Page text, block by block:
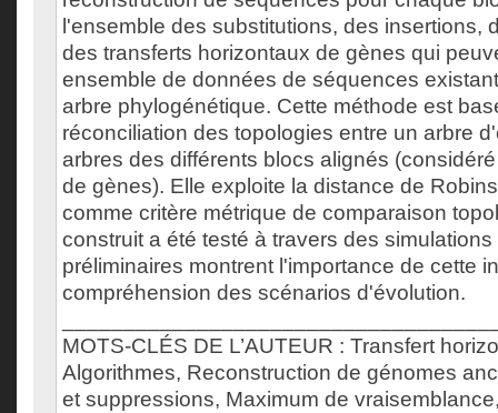
l'ensemble des substitutions, des insertions,
des transferts horizontaux de gènes qui
ensemble de données de séquences
arbre phylogénétique. Cette méthode est
réconciliation des topologies entre un arbre
arbres des différents blocs alignés
de gènes). Elle exploite la distance de
comme critère métrique de comparaison
construit a été testé à travers des
préliminaires montrent l'importance de cette
compréhension des scénarios d'évolution.
MOTS-CLÉS DE L’AUTEUR : Transfert
Algorithmes, Reconstruction de génomes
et suppressions, Maximum de